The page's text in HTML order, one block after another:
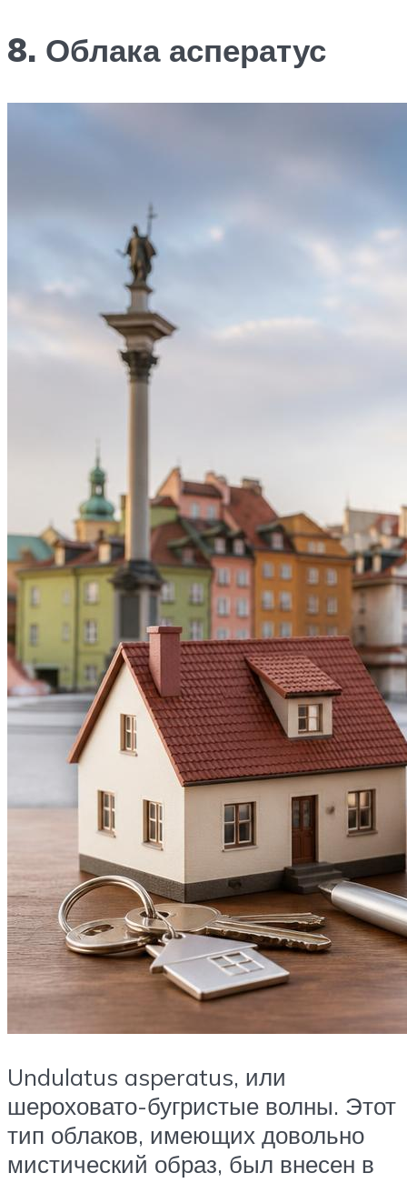
8. Облака асператус
Undulatus asperatus, или
шероховато-бугристые волны. Этот
тип облаков, имеющих довольно
‎мистический образ, был внесен в